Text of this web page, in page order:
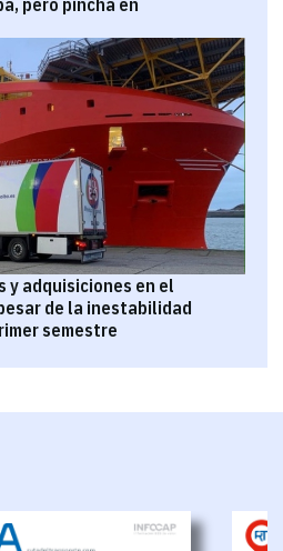
y adquisiciones en el
de la inestabilidad
semestre